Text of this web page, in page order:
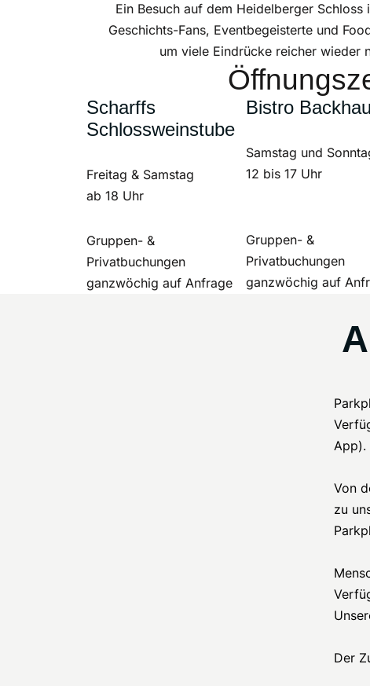
Ein Besuch auf dem Heidelberger Schloss
Geschichts-Fans, Eventbegeisterte und
um viele Eindrücke reicher wieder
Scharffs
Schlossweinstube
Freitag & Samstag
ab 18 Uhr
Gruppen- &
Privatbuchungen
ganzwöchig auf Anfrage
Bistro
Samstag und
12 bis 17 Uhr
Gruppen- &
Privatbuchungen
ganzwöchig auf
App).
Von
zu
Der